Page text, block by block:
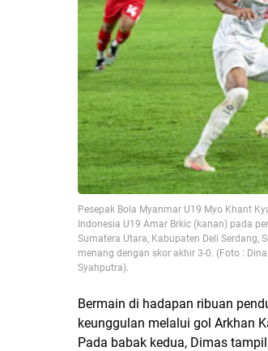
Pesepak Bola Myanmar U19 Myo Khant
Indonesia U19 Amar Brkic (kanan) pada
Sumatera Utara, Kabupaten Deli Serdang,
menang dengan skor akhir 3-0. (Foto :
Syahputra).
Bermain di hadapan ribuan
keunggulan melalui gol Arkhan
Pada babak kedua, Dimas